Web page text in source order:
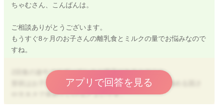
ちゃむさん、こんばんは。
ご相談ありがとうございます。
もうすぐ8ヶ月のお子さんの離乳食とミルクの量でお悩みなので
すね。
2回食の途中でぐずってしまう様子があるとのこと、
形状はお子さんにあっていますか？少し頑張ったら噛める固さ
や大きさで進めていけるとよいです。
完食は目的にしなくて大丈夫です。好きなものだけに限らず、
アプリで回答を見る